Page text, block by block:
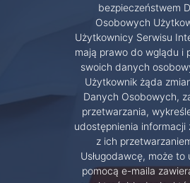
bezpieczeństwem
Osobowych
Użytkownicy Serwisu
mają prawo do wglądu i
swoich danych
Użytkownik żąda
Danych Osobowych,
przetwarzania,
udostępnienia informacji
z ich
Usługodawcę, może to
pomocą e-maila